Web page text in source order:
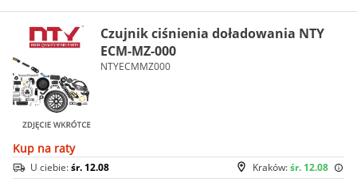
Czujnik ciśnienia doładowania NTY
ECM-MZ-000
NTYECMMZ000
Kup na raty
Kraków:śr. 12.08
U ciebie:śr. 12.08